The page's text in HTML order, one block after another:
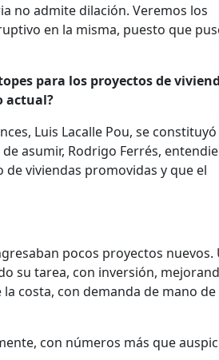
no admite dilación. Veremos los
en la misma, puesto que
para los proyectos de
actual?
Luis Lacalle Pou, se
asumir, Rodrigo Ferrés,
viviendas promovidas y que el
pocos proyectos nuevos.
su tarea, con inversión,
costa, con demanda de mano de
con números más que